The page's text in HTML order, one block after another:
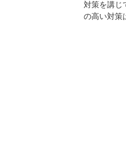
対策を講じ
の高い対策